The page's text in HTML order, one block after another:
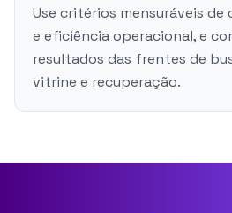
Use critérios mensuráveis de
e eficiência operacional, e
resultados das frentes de
vitrine e recuperação.